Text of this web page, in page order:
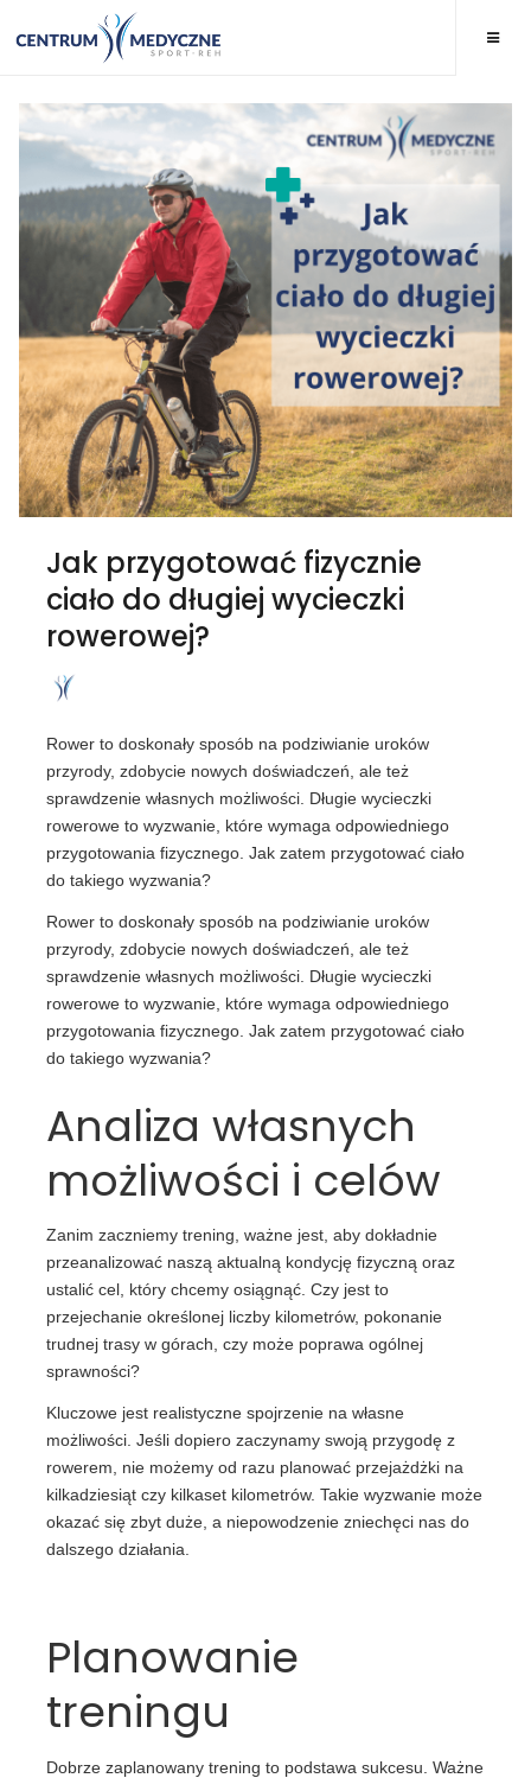
Jak przygotować fizycznie
ciało do długiej wycieczki
rowerowej?
Rower to doskonały sposób na podziwianie uroków
przyrody, zdobycie nowych doświadczeń, ale też
sprawdzenie własnych możliwości. Długie wycieczki
rowerowe to wyzwanie, które wymaga odpowiedniego
przygotowania fizycznego. Jak zatem przygotować ciało
do takiego wyzwania?
Rower to doskonały sposób na podziwianie uroków
przyrody, zdobycie nowych doświadczeń, ale też
sprawdzenie własnych możliwości. Długie wycieczki
rowerowe to wyzwanie, które wymaga odpowiedniego
przygotowania fizycznego. Jak zatem przygotować ciało
do takiego wyzwania?
Analiza własnych
możliwości i celów
Zanim zaczniemy trening, ważne jest, aby dokładnie
przeanalizować naszą aktualną kondycję fizyczną oraz
ustalić cel, który chcemy osiągnąć. Czy jest to
przejechanie określonej liczby kilometrów, pokonanie
trudnej trasy w górach, czy może poprawa ogólnej
sprawności?
Kluczowe jest realistyczne spojrzenie na własne
możliwości. Jeśli dopiero zaczynamy swoją przygodę z
rowerem, nie możemy od razu planować przejażdżki na
kilkadziesiąt czy kilkaset kilometrów. Takie wyzwanie może
okazać się zbyt duże, a niepowodzenie zniechęci nas do
dalszego działania.
Planowanie
treningu
Dobrze zaplanowany trening to podstawa sukcesu. Ważne